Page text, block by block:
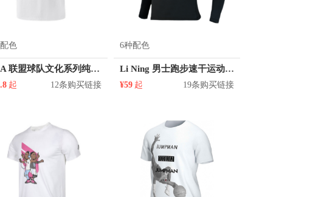
色
NBA 联盟球队文化系列纯棉内搭圆领字母印花套头直筒短袖T恤 N212TS013P
起 12条购买链接
6种配色
Li Ning 男士跑步速干运动长袖紧身衣 AUDR023
¥59 起 19条购买链接